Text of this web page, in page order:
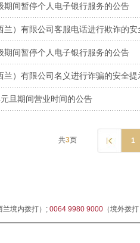
期间暂停个人电子银行服务的公告
兰）有限公司客服电话进行欺诈的安
期间暂停个人电子银行服务的公告
兰）有限公司名义进行诈骗的安全提
旦期间营业时间的公告
共3页 1
兰境内拨打）; 0064 9980 9000 （境外拨